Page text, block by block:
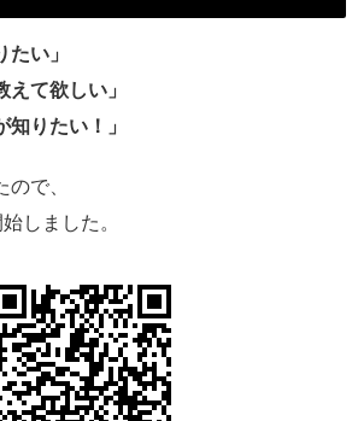
たい」
えて欲しい」
知りたい！」
で、
しました。